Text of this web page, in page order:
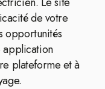
de votre
opportunités
application
plateforme et à